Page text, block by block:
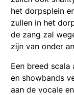
het dorpsplein
zullen in het
de zang zal
zijn van onder
Een breed scala
en showbands
aan de vocale